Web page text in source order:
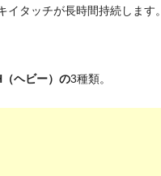
タッチが長時間持続します。
ヘビー）の3種類。